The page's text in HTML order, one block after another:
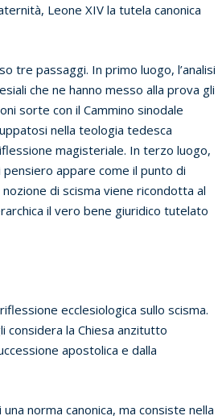
Leone XIV la tutela canonica
tre passaggi. In primo luogo, l’analisi
che ne hanno messo alla prova gli
sorte con il Cammino sinodale
nella teologia tedesca
magisteriale. In terzo luogo,
pensiero appare come il punto di
di scisma viene ricondotta al
il vero bene giuridico tutelato
ecclesiologica sullo scisma.
considera la Chiesa anzitutto
apostolica e dalla
norma canonica, ma consiste nella